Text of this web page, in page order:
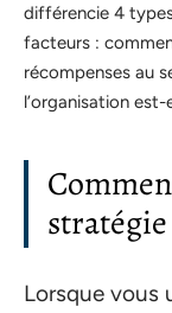
différencie 4
facteurs :
récompenses au
l’organisation
stratégie
Lorsque vous